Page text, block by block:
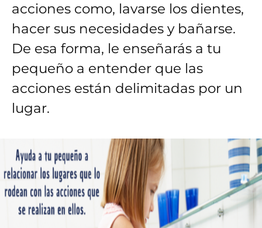
acciones como, lavarse los dientes,
hacer sus necesidades y bañarse.
De esa forma, le enseñarás a tu
pequeño a entender que las
acciones están delimitadas por un
lugar.